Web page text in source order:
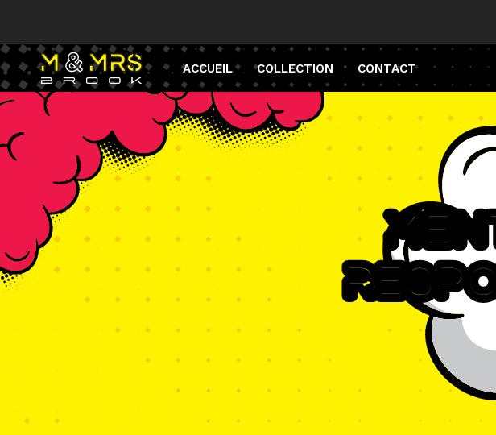
ACCUEIL COLLECTION CONTACT